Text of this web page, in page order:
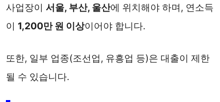
사업장이 서울, 부산, 울산에 위치해야 하며, 연소득
이 1,200만 원 이상이어야 합니다.
또한, 일부 업종(조선업, 유흥업 등)은 대출이 제한
될 수 있습니다.